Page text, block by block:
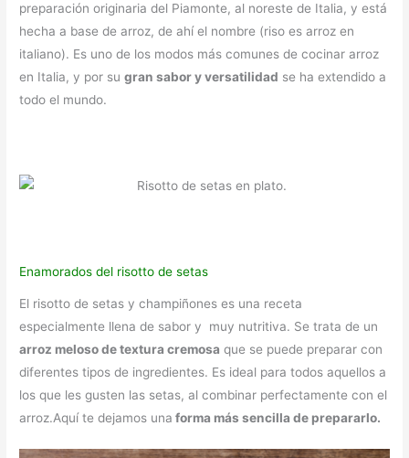
preparación originaria del Piamonte, al noreste de Italia, y está
hecha a base de arroz, de ahí el nombre (riso es arroz en
italiano). Es uno de los modos más comunes de cocinar arroz
en Italia, y por sugran sabor y versatilidad se ha extendido a
todo el mundo.
Enamorados del risotto de setas
El risotto de setas y champiñones es una receta
especialmente llena de sabor y muy nutritiva. Se trata de un
arroz meloso de textura cremosa que se puede preparar con
diferentes tipos de ingredientes. Es ideal para todos aquellos a
los que les gusten las setas, al combinar perfectamente con el
arroz.Aquí te dejamos una forma más sencilla de prepararlo.